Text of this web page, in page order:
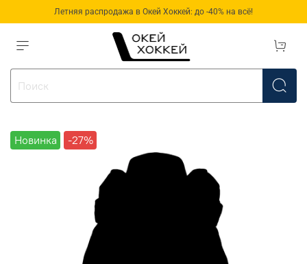
Летняя распродажа в Окей Хоккей: до -40% на всё!
Новинка -27%